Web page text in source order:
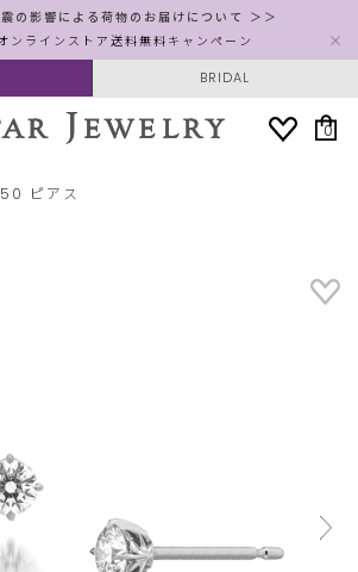
の影響による荷物のお届けについて ＞＞
ラインストア送料無料キャンペーン
BRIDAL
0
ピアス